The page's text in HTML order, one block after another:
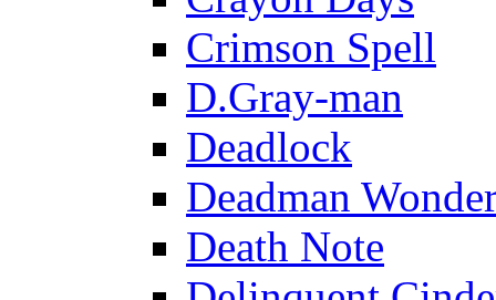
Crimson Spell
D.Gray-man
Deadlock
Deadman
Death Note